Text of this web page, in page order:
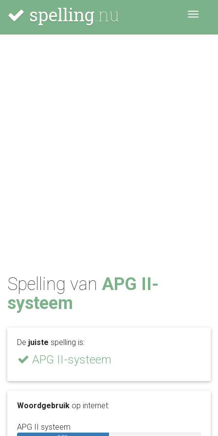
spelling.nu Menu
Spelling van APG II-
systeem
De juiste spelling is:
APG II-systeem
Woordgebruik op internet:
APG II systeem